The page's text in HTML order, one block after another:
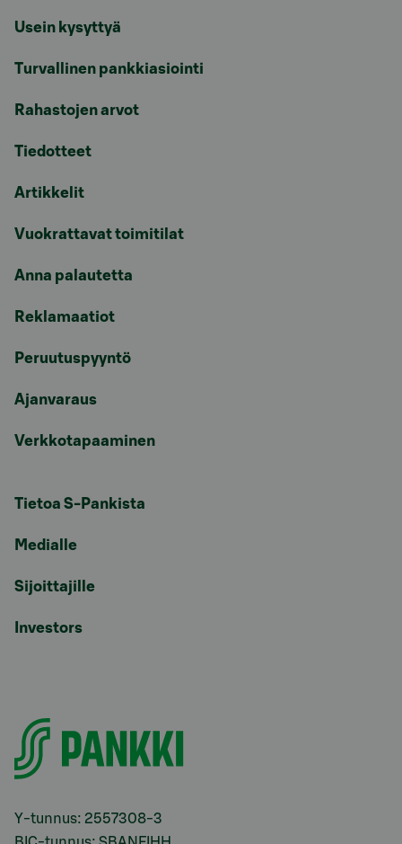
Usein kysyttyä
Turvallinen pankkiasiointi
Rahastojen arvot
Tiedotteet
Artikkelit
Vuokrattavat toimitilat
Anna palautetta
Reklamaatiot
Peruutuspyyntö
Ajanvaraus
Verkkotapaaminen
Tietoa S-Pankista
Medialle
Sijoittajille
Investors
Y-tunnus: 2557308-3